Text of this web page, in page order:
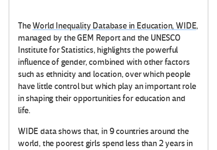
TheWorld Inequality Database in Education, WIDE,
managed by the GEM Report and the UNESCO
Institute for Statistics, highlights the powerful
influence of gender, combined with other factors
such as ethnicity and location, over which people
have little control but which play an important role
in shaping their opportunities for education and
life.
WIDE data shows that, in 9 countries around the
world, the poorest girls spend less than 2 years in